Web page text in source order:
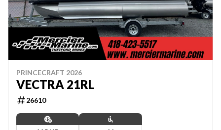
PRINCECRAFT 2026
VECTRA 21RL
26610